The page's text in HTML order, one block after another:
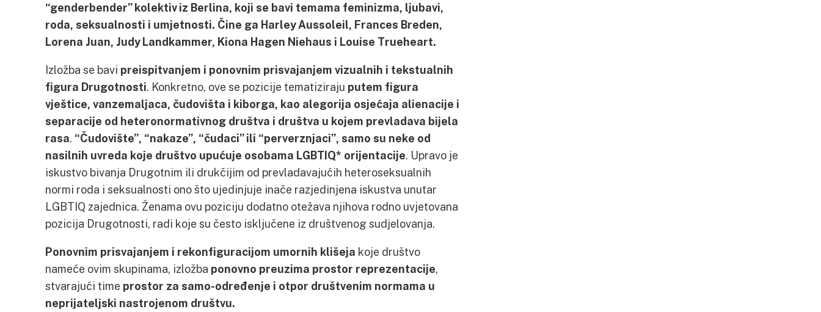
“genderbender” kolektiv iz Berlina, koji se bavi temama feminizma, ljubavi,
roda, seksualnosti i umjetnosti. Čine ga Harley Aussoleil, Frances Breden,
Lorena Juan, Judy Landkammer, Kiona Hagen Niehaus i Louise Trueheart.
Izložba se bavi preispitvanjem i ponovnim prisvajanjem vizualnih i tekstualnih
figura Drugotnosti. Konkretno, ove se pozicije tematiziraju putem figura
vještice, vanzemaljaca, čudovišta i kiborga, kao alegorija osjećaja alienacije i
separacije od heteronormativnog društva i društva u kojem prevladava bijela
rasa. “Čudovište”, “nakaze”, “čudaci” ili “perverznjaci”, samo su neke od
nasilnih uvreda koje društvo upućuje osobama LGBTIQ* orijentacije. Upravo je
iskustvo bivanja Drugotnim ili drukčijim od prevladavajućih heteroseksualnih
normi roda i seksualnosti ono što ujedinjuje inače razjedinjena iskustva unutar
LGBTIQ zajednica. Ženama ovu poziciju dodatno otežava njihova rodno uvjetovana
pozicija Drugotnosti, radi koje su često isključene iz društvenog sudjelovanja.
Ponovnim prisvajanjem i rekonfiguracijom umornih klišeja koje društvo
nameće ovim skupinama, izložba ponovno preuzima prostor reprezentacije,
stvarajući time prostor za samo-određenje i otpor društvenim normama u
neprijateljski nastrojenom društvu.